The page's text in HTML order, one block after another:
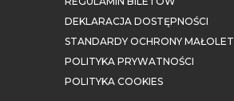
DEKLARACJA DOSTĘPNOŚCI
STANDARDY OCHRONY
POLITYKA PRYWATNOŚCI
POLITYKA COOKIES